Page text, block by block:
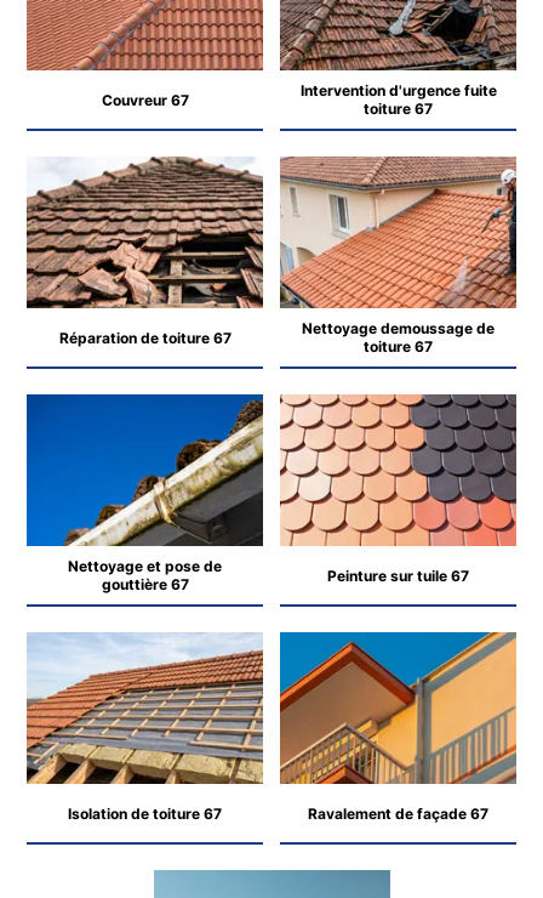
Couvreur 67
Intervention d'urgence fuite
toiture 67
Réparation de toiture 67
Nettoyage demoussage de
toiture 67
Nettoyage et pose de
gouttière 67
Peinture sur tuile 67
Isolation de toiture 67 Ravalement de façade 67